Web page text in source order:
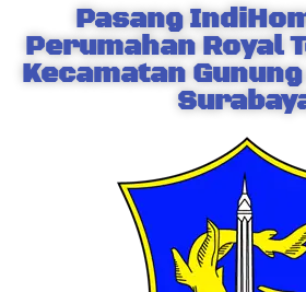
Pasang
Perumahan Royal
Kecamatan